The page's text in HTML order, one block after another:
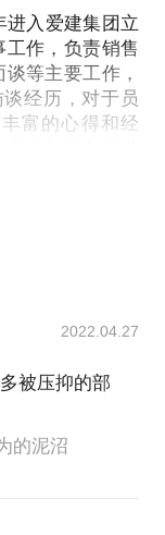
生活中第一朵幸
换个角度看世
结业的精美礼
善与父母的关
对每个人而言
作业的方式，
活中去，真正
发生命大大的
细的系列问卷
成，以有效促
对话，将带给
彼此从曾经的痛
价格！！！请注
一旦发出，不
金抵扣券198
行家在心理领
员参考所用。
前往正规医院
表平台观点，
此内心的最深
蜜新人，想看
老夫老妻，想
，我们都期待
你们一起来探索
行家在心理领
员参考所用。
表平台观点，
造力的提升无疑
的心理。孩子
。利用一定的心
孩子的心理，并
中出现的一些
可以解决孩子
际交往困难等
。沙盘游戏是
场景都是其内
内心秩序得到
到提高。
进入爱建集团立
作，负责销售
等主要工作，
经历，对于员
富的心得和经
，放下过去，
年，毅然选择
监。
办了益家人家
区家庭，建设
区家庭，提供
释教育，致力
2022.04.27
被压抑的部
的泥沼